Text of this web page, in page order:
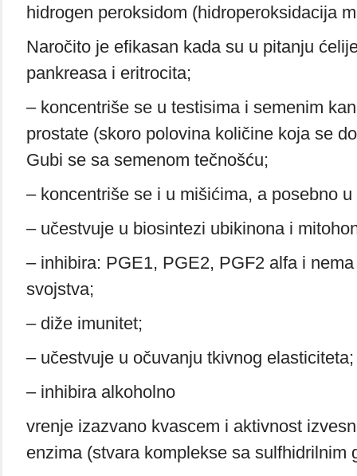
hidrogen peroksidom (hidroperoksidacija
Naročito je efikasan kada su u pitanju
pankreasa i eritrocita;
– koncentriše se u testisima i semenim
prostate (skoro polovina količine koja se
Gubi se sa semenom tečnošću;
– koncentriše se i u mišićima, a posebno
– učestvuje u biosintezi ubikinona i
– inhibira: PGE1, PGE2, PGF2 alfa i
svojstva;
– diže imunitet;
– učestvuje u očuvanju tkivnog elasticiteta;
– inhibira alkoholno
vrenje izazvano kvascem i aktivnost
enzima (stvara komplekse sa sulfhidrilnim